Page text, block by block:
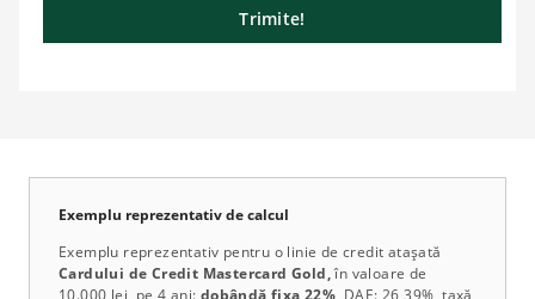
Trimite!
Exemplu reprezentativ de calcul
Exemplu reprezentativ pentru o linie de credit ataşată
Cardului de Credit Mastercard Gold,în valoare de